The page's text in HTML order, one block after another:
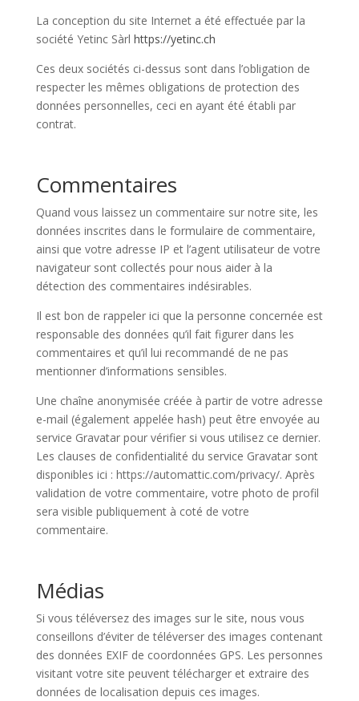
Horaires
09H30 – 12H30 ET 13H30 – 18H30
SAMEDI
09h00 – 17h00
Neuchâtel : +41 32 724 71 24
Chaux-de-Fonds :+41 32 968 13 28
La conception du site Internet a été effectuée par la
société Yetinc Sàrl https://yetinc.ch
Ces deux sociétés ci-dessus sont dans l’obligation de
respecter les mêmes obligations de protection des
données personnelles, ceci en ayant été établi par
contrat.
Commentaires
Quand vous laissez un commentaire sur notre site, les
données inscrites dans le formulaire de commentaire,
ainsi que votre adresse IP et l’agent utilisateur de votre
navigateur sont collectés pour nous aider à la
détection des commentaires indésirables.
Il est bon de rappeler ici que la personne concernée est
responsable des données qu’il fait figurer dans les
commentaires et qu’il lui recommandé de ne pas
mentionner d’informations sensibles.
Une chaîne anonymisée créée à partir de votre adresse
e-mail (également appelée hash) peut être envoyée au
service Gravatar pour vérifier si vous utilisez ce dernier.
Les clauses de confidentialité du service Gravatar sont
disponibles ici : https://automattic.com/privacy/. Après
validation de votre commentaire, votre photo de profil
sera visible publiquement à coté de votre
commentaire.
Médias
Si vous téléversez des images sur le site, nous vous
conseillons d’éviter de téléverser des images contenant
des données EXIF de coordonnées GPS. Les personnes
visitant votre site peuvent télécharger et extraire des
données de localisation depuis ces images.